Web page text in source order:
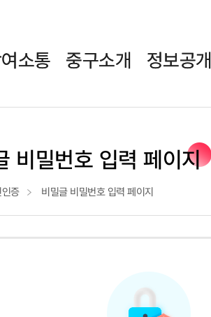
소통 중구소개 정보공개
비밀번호 입력 페이지
증 비밀글 비밀번호 입력 페이지